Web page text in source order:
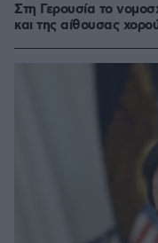
Στη Γερουσία το
και της αίθουσας